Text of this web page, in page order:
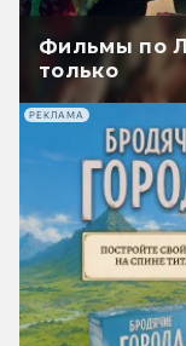
Фильмы по
только
РЕКЛАМА